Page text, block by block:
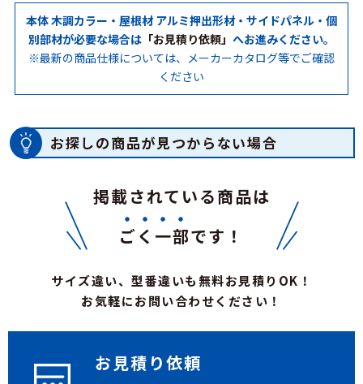
本体 木調カラー・屋根材 アルミ押出形材・サイドパネル・個
別部材が必要な場合は 「お見積り依頼」 へお進みください。
※最新の商品仕様については、メーカーカタログ等でご確認
ください
お探しの商品が見つからない場合
掲載されている商品は
ごく一部です！
サイズ違い、型番違いも無料お見積りOK！
お気軽にお問い合わせください！
お見積り依頼